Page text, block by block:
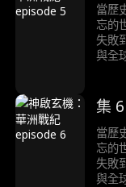
當歷
忘的
失敗
與全
集 6
當歷
忘的
失敗
與全